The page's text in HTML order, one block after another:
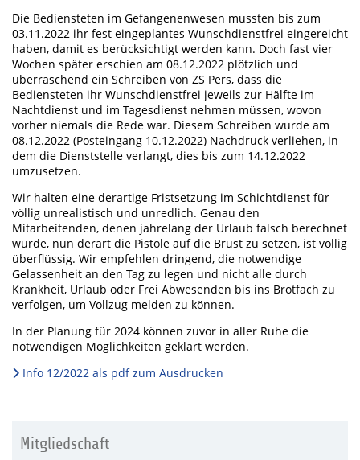
Die Bediensteten im Gefangenenwesen mussten bis zum
03.11.2022 ihr fest eingeplantes Wunschdienstfrei eingereicht
haben, damit es berücksichtigt werden kann. Doch fast vier
Wochen später erschien am 08.12.2022 plötzlich und
überraschend ein Schreiben von ZS Pers, dass die
Bediensteten ihr Wunschdienstfrei jeweils zur Hälfte im
Nachtdienst und im Tagesdienst nehmen müssen, wovon
vorher niemals die Rede war. Diesem Schreiben wurde am
08.12.2022 (Posteingang 10.12.2022) Nachdruck verliehen, in
dem die Dienststelle verlangt, dies bis zum 14.12.2022
umzusetzen.
Wir halten eine derartige Fristsetzung im Schichtdienst für
völlig unrealistisch und unredlich. Genau den
Mitarbeitenden, denen jahrelang der Urlaub falsch berechnet
wurde, nun derart die Pistole auf die Brust zu setzen, ist völlig
überflüssig. Wir empfehlen dringend, die notwendige
Gelassenheit an den Tag zu legen und nicht alle durch
Krankheit, Urlaub oder Frei Abwesenden bis ins Brotfach zu
verfolgen, um Vollzug melden zu können.
In der Planung für 2024 können zuvor in aller Ruhe die
notwendigen Möglichkeiten geklärt werden.
Info 12/2022 als pdf zum Ausdrucken
Mitgliedschaft